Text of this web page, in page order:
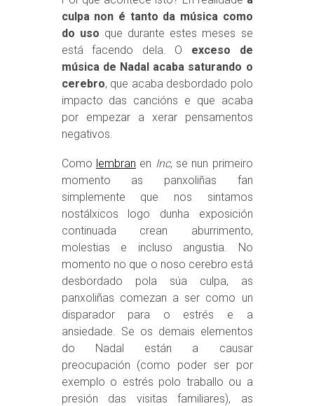
culpa non é tanto da música como
do uso que durante estes meses se
está facendo dela. O exceso de
música de Nadal acaba saturando o
cerebro, que acaba desbordado polo
impacto das cancións e que acaba
por empezar a xerar pensamentos
negativos.
Como lembran en Inc, se nun primeiro
momento as panxoliñas fan
simplemente que nos sintamos
nostálxicos logo dunha exposición
continuada crean aburrimento,
molestias e incluso angustia. No
momento no que o noso cerebro está
desbordado pola súa culpa, as
panxoliñas comezan a ser como un
disparador para o estrés e a
ansiedade. Se os demais elementos
do Nadal están a causar
preocupación (como poder ser por
exemplo o estrés polo traballo ou a
presión das visitas familiares), as